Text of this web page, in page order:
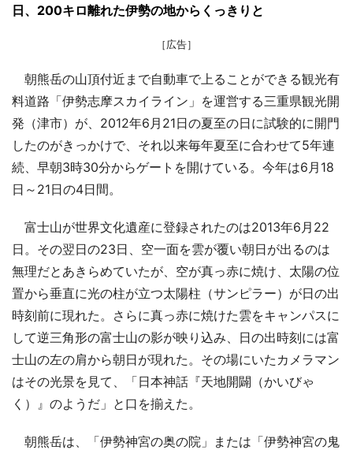
日、200キロ離れた伊勢の地からくっきりと
［広告］
朝熊岳の山頂付近まで自動車で上ることができる観光有
料道路「伊勢志摩スカイライン」を運営する三重県観光開
発（津市）が、2012年6月21日の夏至の日に試験的に開門
したのがきっかけで、それ以来毎年夏至に合わせて5年連
続、早朝3時30分からゲートを開けている。今年は6月18
日～21日の4日間。
富士山が世界文化遺産に登録されたのは2013年6月22
日。その翌日の23日、空一面を雲が覆い朝日が出るのは
無理だとあきらめていたが、空が真っ赤に焼け、太陽の位
置から垂直に光の柱が立つ太陽柱（サンピラー）が日の出
時刻前に現れた。さらに真っ赤に焼けた雲をキャンパスに
して逆三角形の富士山の影が映り込み、日の出時刻には富
士山の左の肩から朝日が現れた。その場にいたカメラマン
はその光景を見て、「日本神話『天地開闢（かいびゃ
く）』のようだ」と口を揃えた。
朝熊岳は、「伊勢神宮の奥の院」または「伊勢神宮の鬼